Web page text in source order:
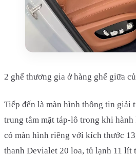
2 ghế thương gia ở hàng ghế giữa
Tiếp đến là màn hình thông tin giải
trung tâm mặt táp-lô trong khi
có màn hình riêng với kích thước
thanh Devialet 20 loa, tủ lạnh 11 lít